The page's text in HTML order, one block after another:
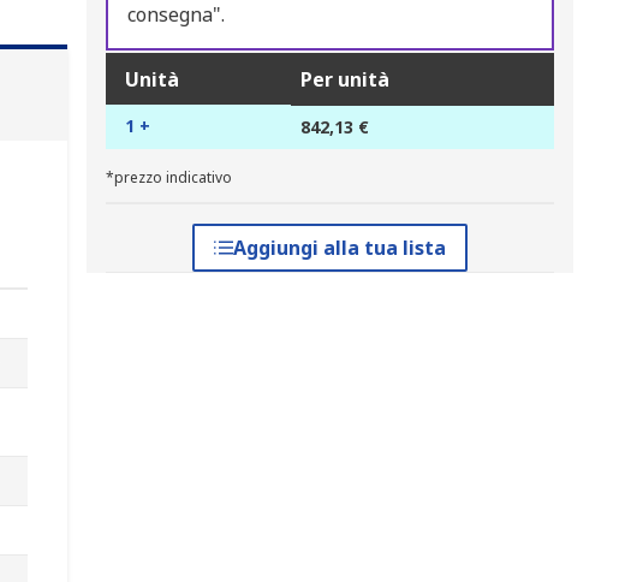
consegna".
Unità Per unità
1 + 842,13 €
*prezzo indicativo
Aggiungi alla tua lista